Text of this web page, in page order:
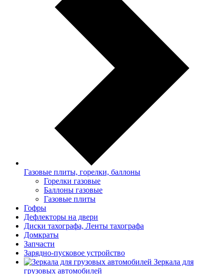
Газовые плиты, горелки, баллоны
Горелки газовые
Баллоны газовые
Газовые плиты
Гофры
Дефлекторы на двери
Диски тахографа, Ленты тахографа
Домкраты
Запчасти
Зарядно-пусковое устройство
Зеркала для
грузовых автомобилей